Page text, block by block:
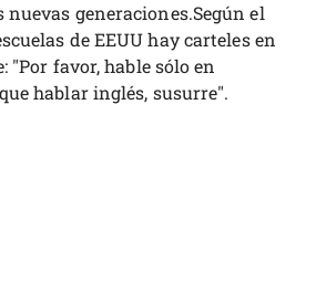
generaciones.Según el
de EEUU hay carteles en
"Por favor, hable sólo en
hablar inglés, susurre".